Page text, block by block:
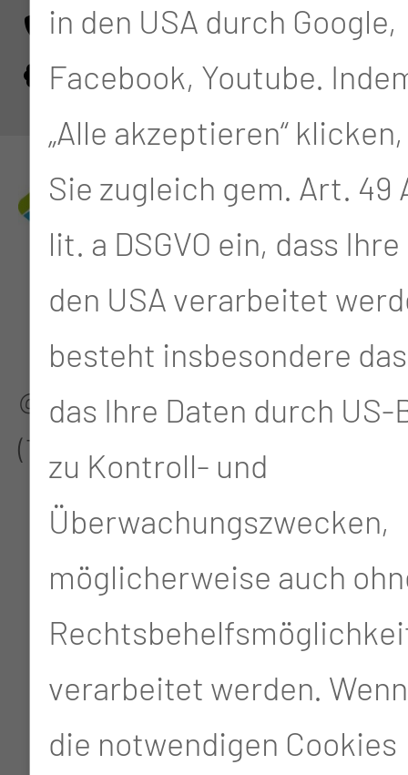
Datenschutz
Cookie-Einstellungen
@Thiem-Research GmbH
(TRS)
in den USA durch Google,
Facebook, Youtube.
„Alle akzeptieren“
Sie zugleich gem. Art. 49
lit. a DSGVO ein, dass
den USA verarbeitet
besteht insbesondere
das Ihre Daten durch US-
zu Kontroll- und
Überwachungszwecken,
möglicherweise auch
verarbeitet werden.
die notwendigen Cookies